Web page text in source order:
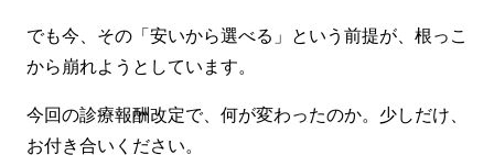
でも今、その「安いから選べる」という前提が、根っこ
から崩れようとしています。
今回の診療報酬改定で、何が変わったのか。少しだけ、
お付き合いください。